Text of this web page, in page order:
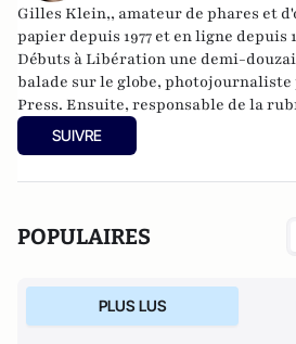
Gilles Klein,, amateur de phares et
papier depuis 1977 et en ligne depuis
Débuts à Libération une demi-
balade sur le globe, photojournaliste
Press. Ensuite, responsable de la
ELLE, avant d’écrire sur les médias à
collaborer avec Atlantico. Par ailleurs
SUIVRE
POPULAIRES
PLUS LUS